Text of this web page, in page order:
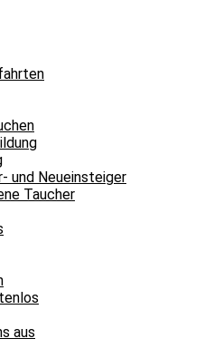
und Neueinsteiger
Taucher
aus